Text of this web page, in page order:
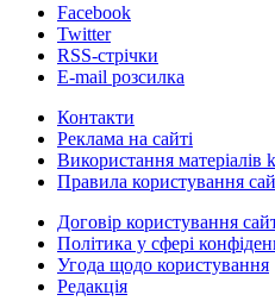
Facebook
Twitter
RSS-стрічки
E-mail розсилка
Контакти
Реклама на сайті
Використання матеріалів
Правила користування
Договір користування
Політика у сфері
Угода щодо користування
Редакція